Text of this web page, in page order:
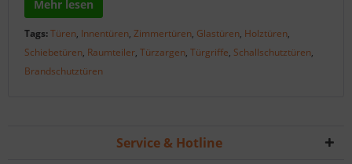
Mehr lesen
Tags:Türen, Innentüren, Zimmertüren, Glastüren, Holztüren,
Schiebetüren, Raumteiler, Türzargen, Türgriffe, Schallschutztüren,
Brandschutztüren
Service & Hotline